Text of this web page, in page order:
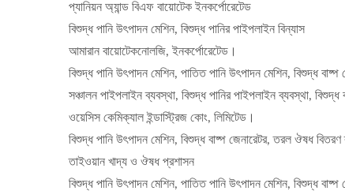
প্যানিয়ন অ্যান্ড বিএফ বায়োটেক ইনকর্পোরেটেড
বিশুদ্ধ পানি উৎপাদন মেশিন, বিশুদ্ধ পানির পাইপলাইন বিন্যাস
আমারান বায়োটেকনোলজি, ইনকর্পোরেটেড।
বিশুদ্ধ পানি উৎপাদন মেশিন, পাতিত পানি উৎপাদন মেশিন, বিশুদ্ধ
সঞ্চালন পাইপলাইন ব্যবস্থা, বিশুদ্ধ পানির পাইপলাইন ব্যবস্থা, বিশুদ্ধ
ওয়েসিস কেমিক্যাল ইন্ডাস্ট্রিজ কোং, লিমিটেড।
বিশুদ্ধ পানি উৎপাদন মেশিন, বিশুদ্ধ বাষ্প জেনারেটর, তরল ঔষধ
তাইওয়ান খাদ্য ও ঔষধ প্রশাসন
বিশুদ্ধ পানি উৎপাদন মেশিন, পাতিত পানি উৎপাদন মেশিন, বিশুদ্ধ